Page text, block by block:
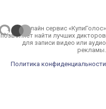
Онлайн сервис «КупиГолос»
позволяет найти лучших дикторов
для записи видео или аудио
рекламы.
Политика конфиденциальности